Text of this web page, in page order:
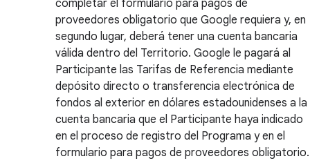
completar el formulario para pagos de
proveedores obligatorio que Google requiera y, en
segundo lugar, deberá tener una cuenta bancaria
válida dentro del Territorio. Google le pagará al
Participante las Tarifas de Referencia mediante
depósito directo o transferencia electrónica de
fondos al exterior en dólares estadounidenses a la
cuenta bancaria que el Participante haya indicado
en el proceso de registro del Programa y en el
formulario para pagos de proveedores obligatorio.